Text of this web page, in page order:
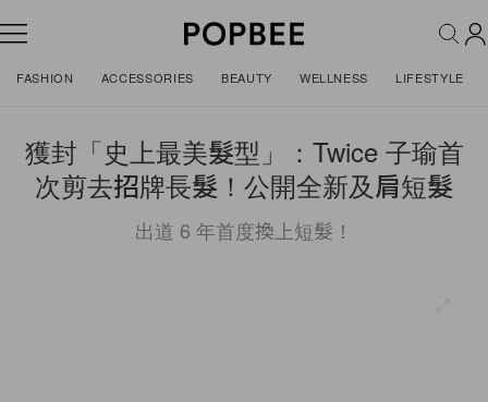
FASHION ACCESSORIES BEAUTY WELLNESS LIFESTYLE
獲封「史上最美髮型」：Twice 子瑜首
次剪去招牌長髮！公開全新及肩短髮
出道 6 年首度換上短髮！